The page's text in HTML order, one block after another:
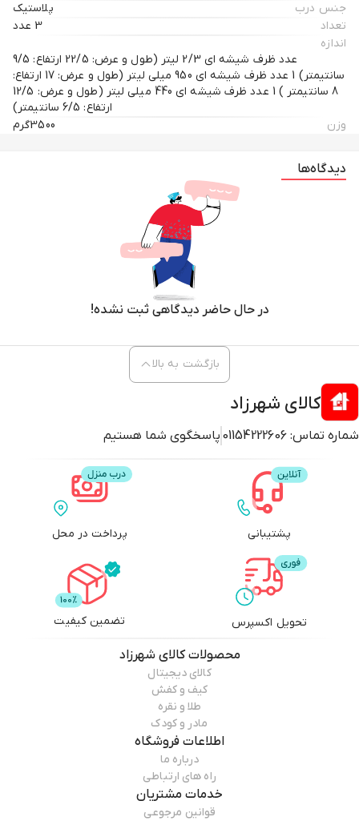
جنس درب
پلاستیک
تعداد
3 عدد
اندازه
عدد ظرف شیشه ای 2/3 لیتر (طول و عرض: 22/5 ارتفاع: 9/5
سانتیمتر) 1 عدد ظرف شیشه ای 950 میلی لیتر (طول و عرض: 17 ارتفاع:
8 سانتیمتر ) 1 عدد ظرف شیشه ای 440 میلی لیتر (طول و عرض: 12/5
ارتفاع: 6/5 سانتیمتر)
وزن
3500گرم
دیدگاه‌ها
در حال حاضر دیدگاهی ثبت نشده!
کالای شهرزاد
شماره تماس: 01154222606 پاسخگوی شما هستیم
بازگشت به بالا
پشتیبانی پرداخت در محل
تحویل اکسپرس تضمین کیفیت
محصولاتکالای شهرزاد
کالای دیجیتال
کیف و کفش
طلا و نقره
مادر و کودک
اطلاعات فروشگاه
درباره ما
راه های ارتباطی
خدمات مشتریان
قوانین مرجوعی